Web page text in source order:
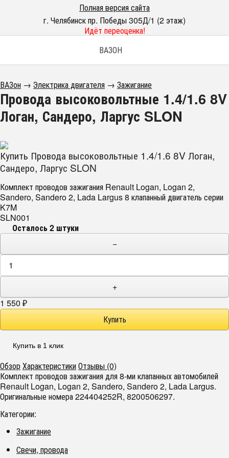
Полная версия сайта
г. Челябинск пр. Победы 305Д/1 (2 этаж)
Идёт переоценка!
ВАЗОН
ВАЗон → Электрика двигателя → Зажигание
Провода высоковольтные 1.4/1.6 8V
Логан, Сандеро, Ларгус SLON
Купить Провода высоковольтные 1.4/1.6 8V Логан,
Сандеро, Ларгус SLON
Комплект проводов зажигания Renault Logan, Logan 2,
Sandero, Sandero 2, Lada Largus 8 клапанный двигатель серии
K7M
SLN001
Осталось 2 штуки
−
+
1 550 ₽
Купить в 1 клик
ОбзорХарактеристикиОтзывы (0)
Комплект проводов зажигания для 8-ми клапанных автомобилей
Renault Logan, Logan 2, Sandero, Sandero 2, Lada Largus.
Оригинальные номера 224404252R, 8200506297.
Категории:
Зажигание
Свечи, провода